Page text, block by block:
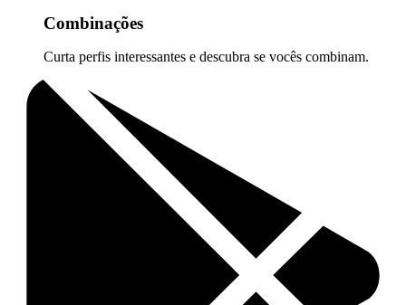
Combinações
Curta perfis interessantes e descubra se vocês combinam.